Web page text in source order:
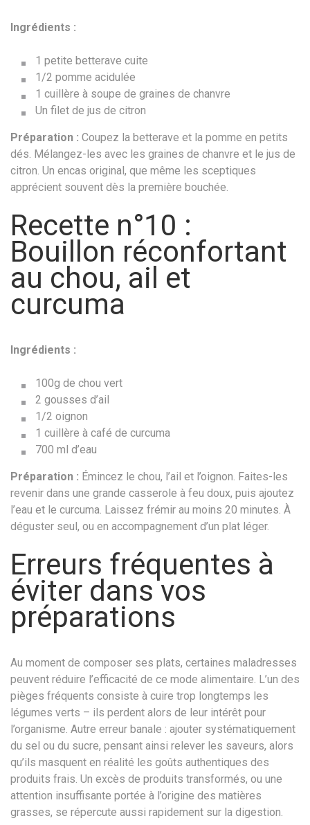
Ingrédients :
1 petite betterave cuite
1/2 pomme acidulée
1 cuillère à soupe de graines de chanvre
Un filet de jus de citron
Préparation : Coupez la betterave et la pomme en petits
dés. Mélangez-les avec les graines de chanvre et le jus de
citron. Un encas original, que même les sceptiques
apprécient souvent dès la première bouchée.
Recette n°10 :
Bouillon réconfortant
au chou, ail et
curcuma
Ingrédients :
100g de chou vert
2 gousses d’ail
1/2 oignon
1 cuillère à café de curcuma
700 ml d’eau
Préparation : Émincez le chou, l’ail et l’oignon. Faites-les
revenir dans une grande casserole à feu doux, puis ajoutez
l’eau et le curcuma. Laissez frémir au moins 20 minutes. À
déguster seul, ou en accompagnement d’un plat léger.
Erreurs fréquentes à
éviter dans vos
préparations
Au moment de composer ses plats, certaines maladresses
peuvent réduire l’efficacité de ce mode alimentaire. L’un des
pièges fréquents consiste à cuire trop longtemps les
légumes verts – ils perdent alors de leur intérêt pour
l’organisme. Autre erreur banale : ajouter systématiquement
du sel ou du sucre, pensant ainsi relever les saveurs, alors
qu’ils masquent en réalité les goûts authentiques des
produits frais. Un excès de produits transformés, ou une
attention insuffisante portée à l’origine des matières
grasses, se répercute aussi rapidement sur la digestion.